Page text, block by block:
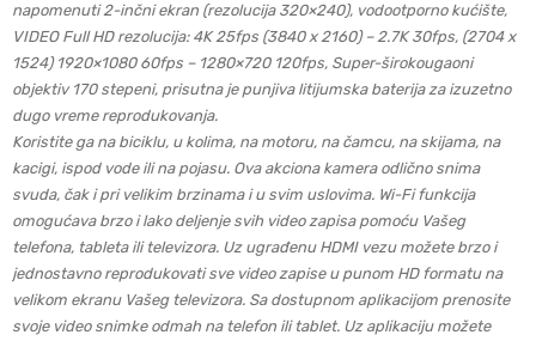
napomenuti 2-inčni ekran (rezolucija 320×240), vodootporno kućište,
VIDEO Full HD rezolucija: 4K 25fps (3840 x 2160) – 2.7K 30fps, (2704 x
1524) 1920×1080 60fps – 1280×720 120fps, Super-širokougaoni
objektiv 170 stepeni, prisutna je punjiva litijumska baterija za izuzetno
dugo vreme reprodukovanja.
Koristite ga na biciklu, u kolima, na motoru, na čamcu, na skijama, na
kacigi, ispod vode ili na pojasu. Ova akciona kamera odlično snima
svuda, čak i pri velikim brzinama i u svim uslovima. Wi-Fi funkcija
omogućava brzo i lako deljenje svih video zapisa pomoću Vašeg
telefona, tableta ili televizora. Uz ugrađenu HDMI vezu možete brzo i
jednostavno reprodukovati sve video zapise u punom HD formatu na
velikom ekranu Vašeg televizora. Sa dostupnom aplikacijom prenosite
svoje video snimke odmah na telefon ili tablet. Uz aplikaciju možete